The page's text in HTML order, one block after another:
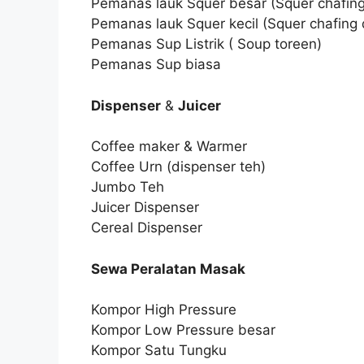
Pemanas lauk Squer besar (Squer
Pemanas lauk Squer kecil (Squer chafing
Pemanas Sup Listrik ( Soup toreen)
Pemanas Sup biasa
Dispenser & Juicer
Coffee maker & Warmer
Coffee Urn (dispenser teh)
Jumbo Teh
Juicer Dispenser
Cereal Dispenser
Sewa Peralatan Masak
Kompor High Pressure
Kompor Low Pressure besar
Kompor Satu Tungku